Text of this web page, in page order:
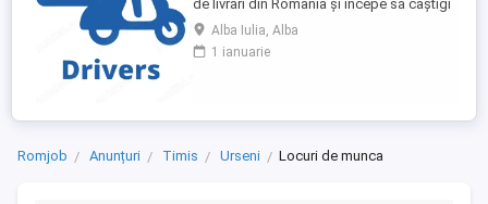
de livrări din România și începe să câștigi
rapid! - Cerințe: Minim 18 ani Mijloc de
transport propriu (mașină, scuter,
motocicletă sau bicicletă) Telefon mobil
atractive ...
Alba Iulia, Alba
1 ianuarie
Romjob Anunțuri Timis Urseni Locuri de munca